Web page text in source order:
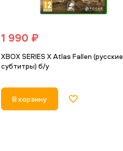
1 990 ₽
XBOX SERIES X Atlas Fallen (русские
субтитры) б/у
В корзину